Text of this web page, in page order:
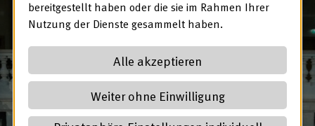
bereitgestellt haben oder die sie im Rahmen Ihrer
Nutzung der Dienste gesammelt haben.
Alle akzeptieren
Weiter ohne Einwilligung